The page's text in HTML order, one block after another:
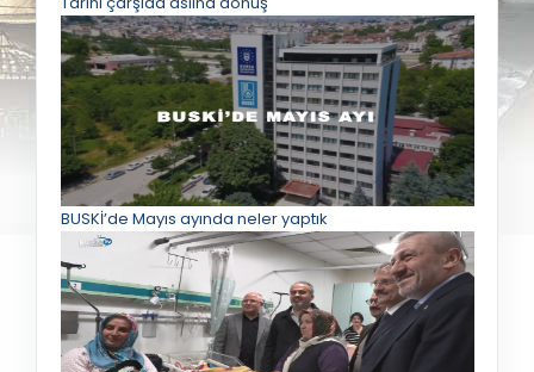
BUSKİ’de Mayıs ayında neler yaptık